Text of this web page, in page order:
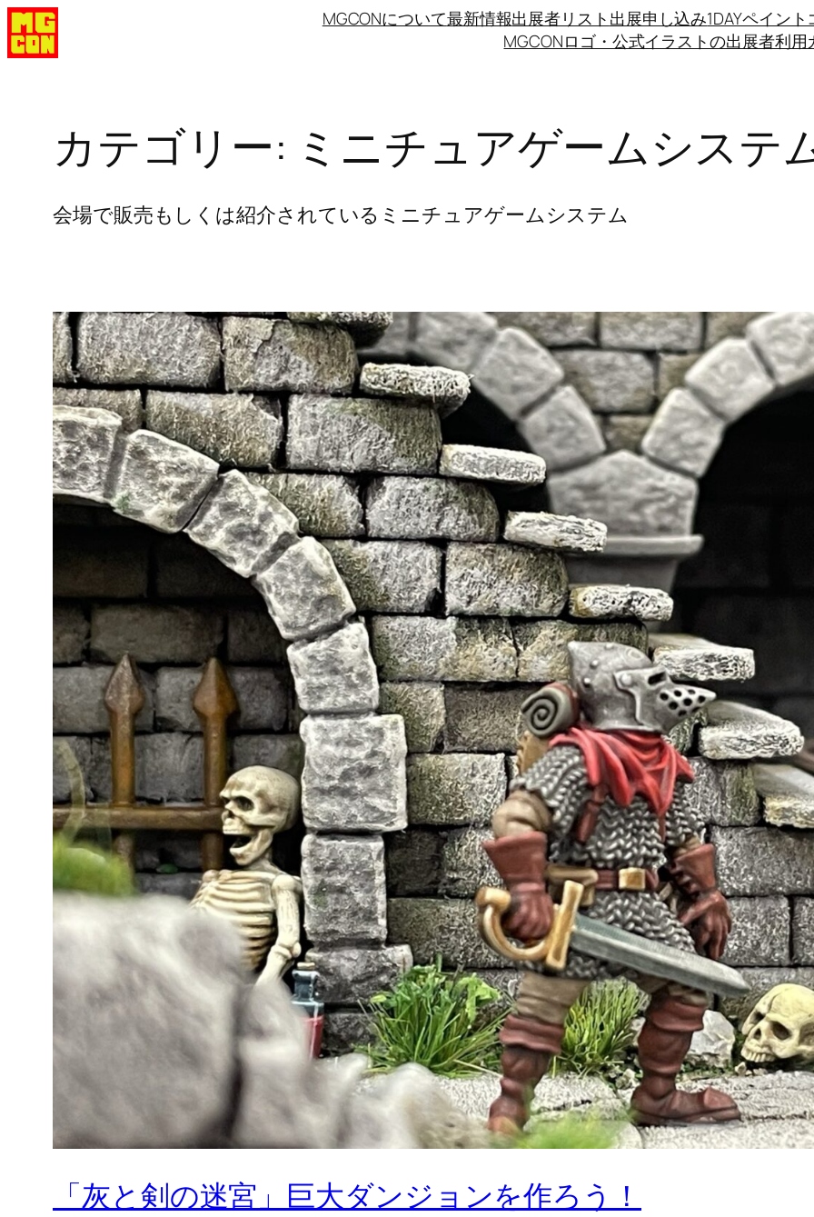
内
容
MGCONについて最新情報出展者リスト 出展申し込み1DAYペイン
MGCONロゴ・公式イラストの出展者利用
カテゴリー: ミニチュアゲームシステ
会場で販売もしくは紹介されているミニチュアゲームシステム
「灰と剣の迷宮」巨大ダンジョンを作ろう！